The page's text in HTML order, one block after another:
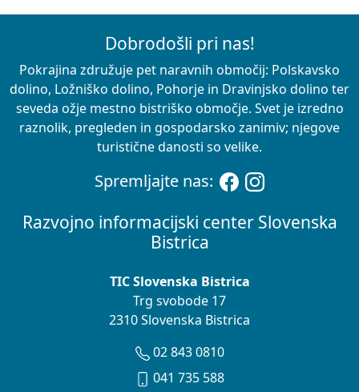
Razvojno informacijski center Slovenska
Bistrica
TIC Slovenska Bistrica
Trg svobode 17
2310 Slovenska Bistrica
02 843 0810
041 735 588
Dobrodošli pri nas!
Pokrajina združuje pet naravnih območij: Polskavsko
dolino, Ložniško dolino, Pohorje in Dravinjsko dolino ter
seveda ožje mestno bistriško območje. Svet je izredno
raznolik, pregleden in gospodarsko zanimiv; njegove
turistične danosti so velike.
Spremljajte nas: